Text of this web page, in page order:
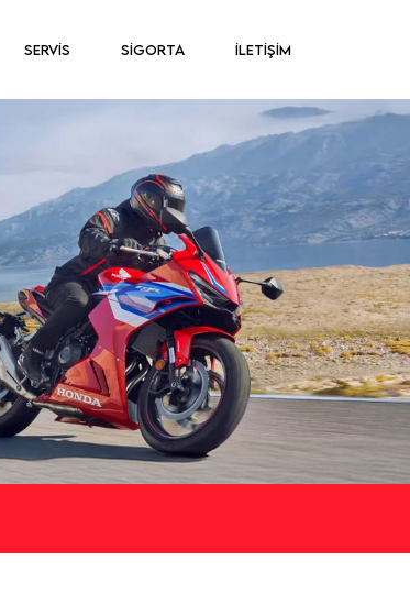
SERVİS SİGORTA İLETİŞİM